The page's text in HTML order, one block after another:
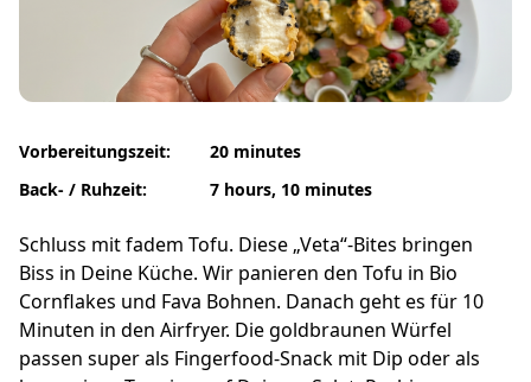
Vorbereitungszeit:
Back- / Ruhzeit:
20 minutes
7 hours, 10 minutes
Schluss mit fadem Tofu. Diese „Veta“-Bites bringen
Biss in Deine Küche. Wir panieren den Tofu in Bio
Cornflakes und Fava Bohnen. Danach geht es für 10
Minuten in den Airfryer. Die goldbraunen Würfel
passen super als Fingerfood-Snack mit Dip oder als